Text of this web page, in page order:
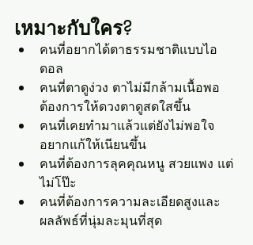
เหมาะกับใคร?
คนที่อยากได้ตาธรรมชาติแบบไอ
ดอล
คนที่ตาดูง่วง ตาไม่มีกล้ามเนื้อพอ
ต้องการให้ดวงตาดูสดใสขึ้น
คนที่เคยทำมาแล้วแต่ยังไม่พอใจ
อยากแก้ให้เนียนขึ้น
คนที่ต้องการลุคคุณหนู สวยแพง แต่
ไม่โป๊ะ
คนที่ต้องการความละเอียดสูงและ
ผลลัพธ์ที่นุ่มละมุนที่สุด